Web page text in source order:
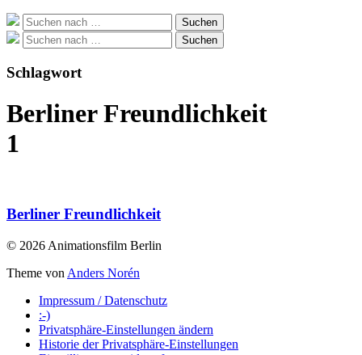
Suche
nach:
Suchen
Suche
nach:
Suchen
Schlagwort
Berliner Freundlichkeit
1
Berliner Freundlichkeit
© 2026 Animationsfilm Berlin
Theme von Anders Norén
Impressum / Datenschutz
:-)
Privatsphäre-Einstellungen ändern
Historie der Privatsphäre-Einstellungen